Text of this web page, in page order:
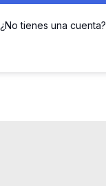
¿No tienes una cuenta?